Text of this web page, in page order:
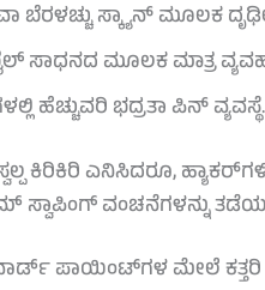
ಸ್ಕ್ಯಾನ್ ಮೂಲಕ
ಸಾಧನದ ಮೂಲಕ ಮಾತ್ರ
ಹೆಚ್ಚುವರಿ ಭದ್ರತಾ ಪಿನ್ ವ್ಯವಸ್ಥೆ.
ಕಿರಿಕಿರಿ ಎನಿಸಿದರೂ,
ಸ್ವಾಪಿಂಗ್ ವಂಚನೆಗಳನ್ನು
ಪಾಯಿಂಟ್‌ಗಳ ಮೇಲೆ ಕತ್ತರಿ